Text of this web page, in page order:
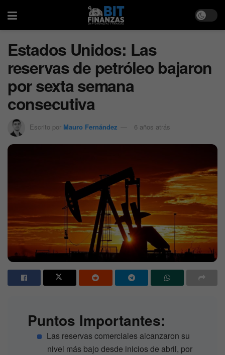
Estados Unidos: Las
reservas de petróleo bajaron
por sexta semana
consecutiva
Escrito por Mauro Fernández 6 años atrás
Puntos Importantes:
Las reservas comerciales alcanzaron su
nivel más bajo desde inicios de abril, por